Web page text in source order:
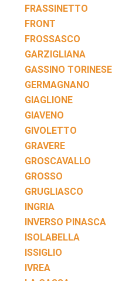
FRASSINETTO
FRONT
FROSSASCO
GARZIGLIANA
GASSINO TORINESE
GERMAGNANO
GIAGLIONE
GIAVENO
GIVOLETTO
GRAVERE
GROSCAVALLO
GROSSO
GRUGLIASCO
INGRIA
INVERSO PINASCA
ISOLABELLA
ISSIGLIO
IVREA